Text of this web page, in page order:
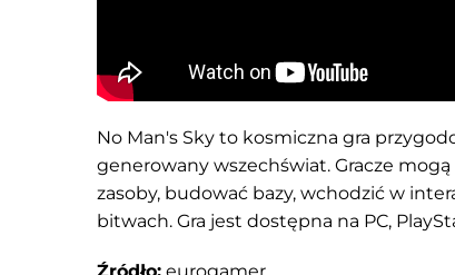
No Man's Sky to kosmiczna gra
generowany wszechświat. Gracze
zasoby, budować bazy, wchodzić w
bitwach. Gra jest dostępna na PC,